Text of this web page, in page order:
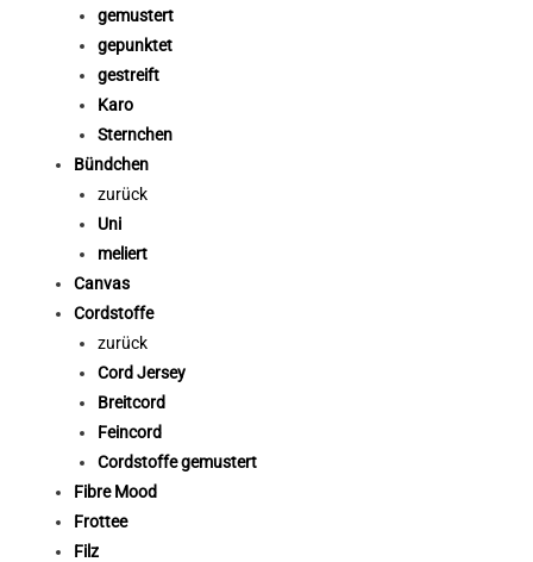
gemustert
gepunktet
gestreift
Karo
Sternchen
Bündchen
zurück
Uni
meliert
Canvas
Cordstoffe
zurück
Cord Jersey
Breitcord
Feincord
Cordstoffe gemustert
Fibre Mood
Frottee
Filz